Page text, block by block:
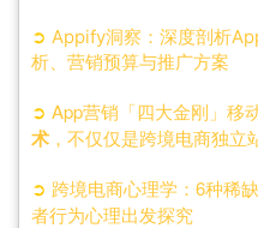
➲ Appify洞察：深度剖析
析、营销预算与推广方案
➲ App营销「四大金刚」移
术 ，不仅仅是跨境电商独立
➲ 跨境电商心理学：6种稀
者行为心理出发探究